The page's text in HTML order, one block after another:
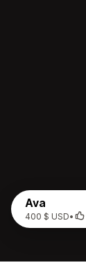
Ava
400 $ USD•